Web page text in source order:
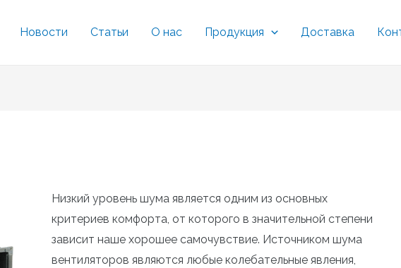
Новости Статьи О нас Продукция Доставка
Низкий уровень шума является одним из основных
критериев комфорта, от которого в значительной степени
зависит наше хорошее самочувствие. Источником шума
вентиляторов являются любые колебательные явления,